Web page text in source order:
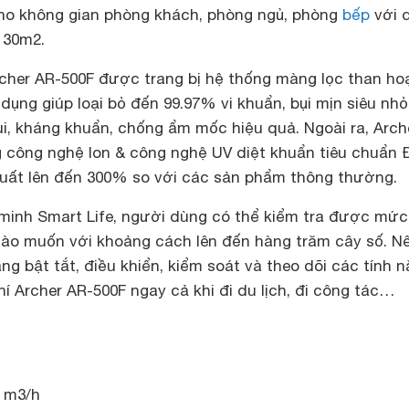
không gian phòng khách, phòng ngủ, phòng bếp với
AR-500F được trang bị hệ thống màng lọc than
giúp loại bỏ đến 99.97% vi khuẩn, bụi mịn siêu nhỏ
kháng khuẩn, chống ẩm mốc hiệu quả. Ngoài ra,
công nghệ Ion & công nghệ UV diệt khuẩn tiêu chuẩn
lên đến 300% so với các sản phẩm thông thường.
Smart Life, người dùng có thể kiểm tra được
muốn với khoảng cách lên đến hàng trăm cây số.
bật tắt, điều khiển, kiểm soát và theo dõi các tính
Archer AR-500F ngay cả khi đi du lịch, đi công tác…
h